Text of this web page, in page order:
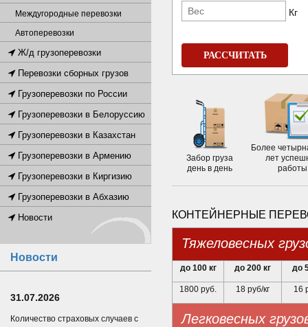
Кг
РАССЧИТАТЬ
Забор груза
день в день
Более
лет
работы
КОНТЕЙНЕРНЫЕ
Тяжеловесных
до 100 кг до 200 кг до
1800 руб. 18 руб/кг 16
Легковесных
Междугородные перевозки
Автоперевозки
Ж/д грузоперевозки
Перевозки сборных грузов
Грузоперевозки по России
Грузоперевозки в Белоруссию
Грузоперевозки в Казахстан
Грузоперевозки в Армению
Грузоперевозки в Киргизию
Грузоперевозки в Абхазию
Новости
Новости
31.07.2026
Количество страховых случаев с